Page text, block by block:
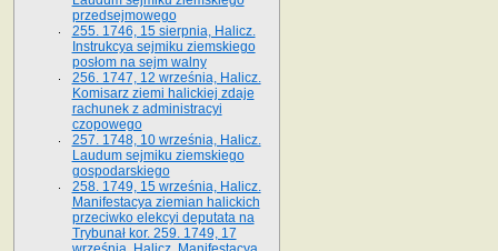
przedsejmowego
255. 1746, 15 sierpnia, Halicz.
Instrukcya sejmiku ziemskiego
posłom na sejm walny
256. 1747, 12 września, Halicz.
Komisarz ziemi halickiej zdaje
rachunek z administracyi
czopowego
257. 1748, 10 września, Halicz.
Laudum sejmiku ziemskiego
gospodarskiego
258. 1749, 15 września, Halicz.
Manifestacya ziemian halickich
przeciwko elekcyi deputata na
Trybunał kor. 259. 1749, 17